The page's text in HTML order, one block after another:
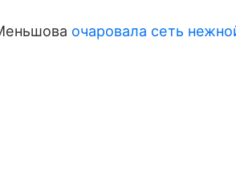
очаровала сеть